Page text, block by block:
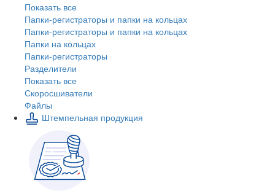
Показать все
Папки-регистраторы и папки на кольцах
Папки-регистраторы и папки на кольцах
Папки на кольцах
Папки-регистраторы
Разделители
Показать все
Скоросшиватели
Файлы
Штемпельная продукция